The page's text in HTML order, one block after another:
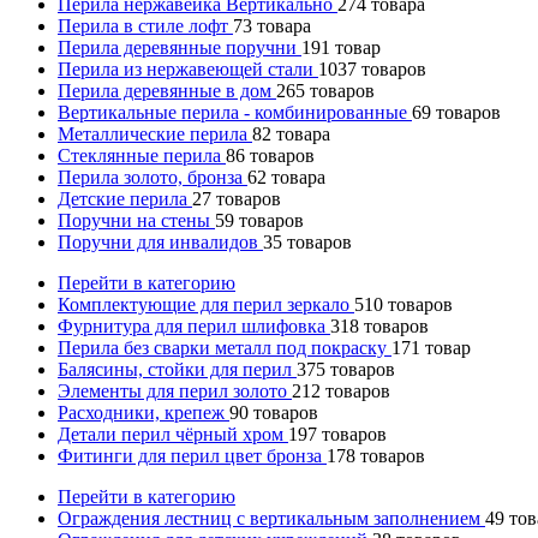
Перила нержавейка Вертикально 274 товара
Перила в стиле лофт 73 товара
Перила деревянные поручни 191 товар
Перила из нержавеющей стали 1037 товаров
Перила деревянные в дом 265 товаров
Вертикальные перила - комбинированные 69 товаров
Металлические перила 82 товара
Стеклянные перила 86 товаров
Перила золото, бронза 62 товара
Детские перила 27 товаров
Поручни на стены 59 товаров
Поручни для инвалидов 35 товаров
Перейти в категорию
Комплектующие для перил зеркало 510 товаров
Фурнитура для перил шлифовка 318 товаров
Перила без сварки металл под покраску 171 товар
Балясины, стойки для перил 375 товаров
Элементы для перил золото 212 товаров
Расходники, крепеж 90 товаров
Детали перил чёрный хром 197 товаров
Фитинги для перил цвет бронза 178 товаров
Перейти в категорию
Ограждения лестниц с вертикальным заполнением 49